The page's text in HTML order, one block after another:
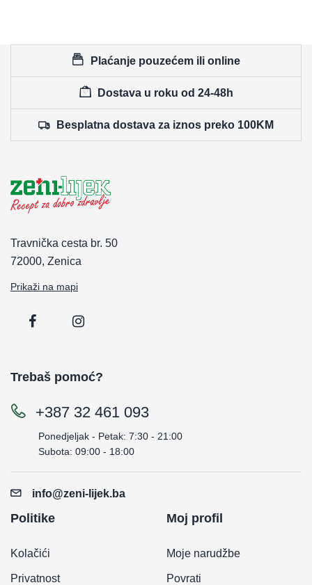
Plaćanje pouzećem ili online
Dostava u roku od 24-48h
Besplatna dostava za iznos preko 100KM
Travnička cesta br. 50
72000, Zenica
Prikaži na mapi
Trebaš pomoć?
+387 32 461 093
Ponedjeljak - Petak: 7:30 - 21:00
Subota: 09:00 - 18:00
info@zeni-lijek.ba
Politike
Kolačići
Privatnost
Moj profil
Moje narudžbe
Povrati